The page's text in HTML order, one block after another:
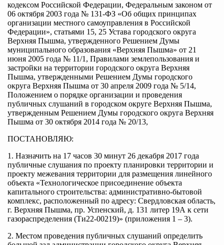
кодексом Российской Федерации, Федеральным законом от
06 октября 2003 года № 131-ФЗ «Об общих принципах
организации местного самоуправления в Российской
Федерации», статьями 15, 25 Устава городского округа
Верхняя Пышма, утвержденного Решением Думы
муниципального образования «Верхняя Пышма» от 21
июня 2005 года № 11/1, Правилами землепользования и
застройки на территории городского округа Верхняя
Пышма, утвержденными Решением Думы городского
округа Верхняя Пышма от 30 апреля 2009 года № 5/14,
Положением о порядке организации и проведения
публичных слушаний в городском округе Верхняя Пышма,
утвержденным Решением Думы городского округа Верхняя
Пышма от 30 октября 2014 года № 20/13,
ПОСТАНОВЛЯЮ:
1. Назначить на 17 часов 30 минут 26 декабря 2017 года
публичные слушания по проекту планировки территории и
проекту межевания территории для размещения линейного
объекта «Технологическое присоединение объекта
капитального строительства: административно-бытовой
комплекс, расположенный по адресу: Свердловская область,
г. Верхняя Пышма, пр. Успенский, д. 131 литер 19А к сети
газораспределения (Ти22-00219)» (приложения 1 – 3).
2. Местом проведения публичных слушаний определить